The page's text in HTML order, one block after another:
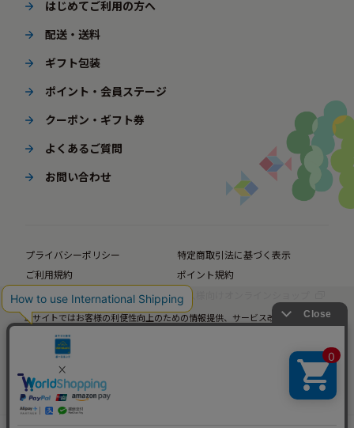
はじめてご利用の方へ
配送・送料
ギフト包装
ポイント・会員ステージ
クーポン・ギフト券
よくあるご質問
お問い合わせ
プライバシーポリシー
特定商取引法に基づく表示
ご利用規約
ポイント規約
企業サイト
法人様向けオンラインショップ
当サイトではお客様の利便性向上のための情報提供、サービス改善のための分
当サイトの閲覧を継続された場合、Cookieの使用にご同意いただいたものとみ
なします。
詳細については